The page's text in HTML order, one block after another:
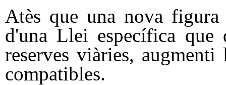
Atès que una nova
d'una Llei específica que
reserves viàries,
compatibles.